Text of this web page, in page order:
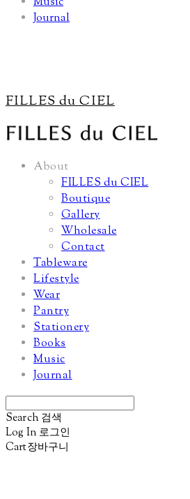
Journal
FILLES du CIEL
About
FILLES du CIEL
Boutique
Gallery
Wholesale
Contact
Tableware
Lifestyle
Wear
Pantry
Stationery
Books
Music
Journal
Search 검색
Log In 로그인
Cart장바구니